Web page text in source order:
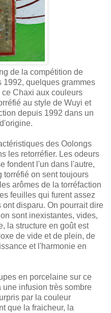
de la compétition de
1992, quelques grammes
ce Chaxi aux couleurs
au style de Wuyi et
depuis 1992 dans un
des Oolongs
les retorréfier. Les odeurs
fondent l'un dans l'autre,
torréfié on sent toujours
arômes de la torréfaction
feuilles qui furent assez
disparu. On pourrait dire
sont inexistantes, vides,
la structure en goût est
de vide et de plein, de
et l'harmonie en
en porcelaine sur ce
infusion très sombre
par la couleur
que la fraicheur, la